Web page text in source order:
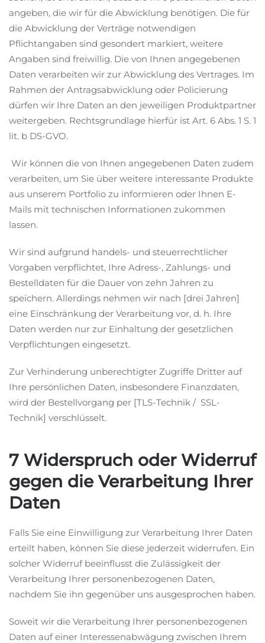
angeben, die wir für die Abwicklung benötigen. Die für
die Abwicklung der Verträge notwendigen
Pflichtangaben sind gesondert markiert, weitere
Angaben sind freiwillig. Die von Ihnen angegebenen
Daten verarbeiten wir zur Abwicklung des Vertrages. Im
Rahmen der Antragsabwicklung oder Policierung
dürfen wir Ihre Daten an den jeweiligen Produktpartner
weitergeben. Rechtsgrundlage hierfür ist Art. 6 Abs. 1 S. 1
lit. b DS-GVO.
Wir können die von Ihnen angegebenen Daten zudem
verarbeiten, um Sie über weitere interessante Produkte
aus unserem Portfolio zu informieren oder Ihnen E-
Mails mit technischen Informationen zukommen
lassen.
Wir sind aufgrund handels- und steuerrechtlicher
Vorgaben verpflichtet, Ihre Adress-, Zahlungs- und
Bestelldaten für die Dauer von zehn Jahren zu
speichern. Allerdings nehmen wir nach [drei Jahren]
eine Einschränkung der Verarbeitung vor, d. h. Ihre
Daten werden nur zur Einhaltung der gesetzlichen
Verpflichtungen eingesetzt.
Zur Verhinderung unberechtigter Zugriffe Dritter auf
Ihre persönlichen Daten, insbesondere Finanzdaten,
wird der Bestellvorgang per [TLS-Technik / SSL-
Technik] verschlüsselt.
7 Widerspruch oder Widerruf
gegen die Verarbeitung Ihrer
Daten
Falls Sie eine Einwilligung zur Verarbeitung Ihrer Daten
erteilt haben, können Sie diese jederzeit widerrufen. Ein
solcher Widerruf beeinflusst die Zulässigkeit der
Verarbeitung Ihrer personenbezogenen Daten,
nachdem Sie ihn gegenüber uns ausgesprochen haben.
Soweit wir die Verarbeitung Ihrer personenbezogenen
Daten auf einer Interessenabwägung zwischen Ihrem